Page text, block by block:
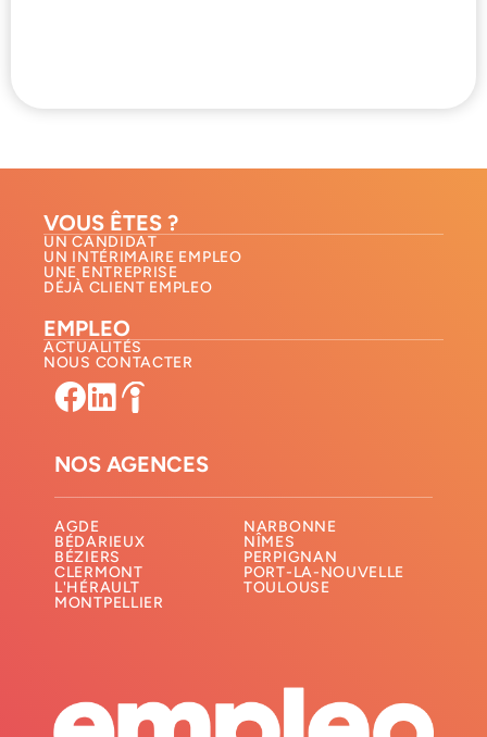
VOUS ÊTES ?
UN CANDIDAT
UN INTÉRIMAIRE EMPLEO
UNE ENTREPRISE
DÉJÀ CLIENT EMPLEO
EMPLEO
ACTUALITÉS
NOUS CONTACTER​
NOS AGENCES
AGDE
BÉDARIEUX
BÉZIERS
CLERMONT
L'HÉRAULT
MONTPELLIER
NARBONNE
NÎMES
PERPIGNAN
PORT-LA-NOUVELLE
TOULOUSE